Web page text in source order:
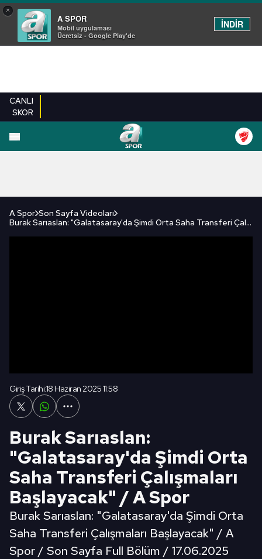
×
A SPOR
Mobil uygulaması
Ücretsiz - Google Play'de
İNDİR
CANLI
SKOR
FUTBOL
A Spor Son Sayfa Videoları
Burak Sarıaslan: "Galatasaray'da Şimdi Orta Saha Transferi Çalışmaları Başlayacak" / A Spor
Giriş Tarihi:18 Haziran 2025 11:58
Burak Sarıaslan:
"Galatasaray'da Şimdi Orta
Saha Transferi Çalışmaları
Başlayacak" / A Spor
Burak Sarıaslan: "Galatasaray'da Şimdi Orta
Saha Transferi Çalışmaları Başlayacak" / A
Spor / Son Sayfa Full Bölüm / 17.06.2025